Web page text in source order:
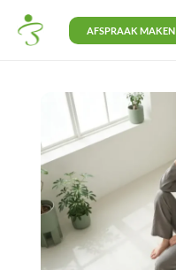
AFSPRAAK MAKEN